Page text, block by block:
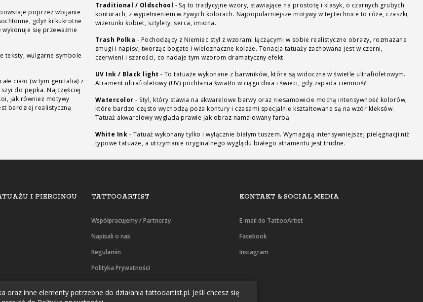
I PIERCINGU TATTOOARTIST
Współpracujemy / Partnerzy
Napisali o nas
Regulamin
Polityka Prywatności
KONTAKT & SOCIAL MEDIA
E-mail do TattooArtist
Facebook
Instagram
poprzez wbijanie
gdyż kilkukrotne
się przeważnie
teksty, wulgarne symbole
ciało (w tym genitalia) z
do pępka. Najczęściej
jak również motywy
bardziej realistyczną
Traditional / Oldschool - Są to tradycyjne wzory, stawiające na prostotę i klasyk, o czarnych grubych
konturach, z wypełnieniem w żywych kolorach. Najpopularniejsze motywy w tej technice to róże, czaszki,
wizerunki kobiet, sztylety, serca, imiona.
Trash Polka - Pochodzący z Niemiec styl z wzorami łączącymi w sobie realistyczne obrazy, rozmazane
smugi i napisy, tworząc bogate i wieloznaczne kolaże. Tonacja tatuaży zachowana jest w czerni,
czerwieni i szarości, co nadaje tym wzorom dramatyczny efekt.
UV Ink / Black light - To tatuaże wykonane z barwników, które są widoczne w świetle ultrafioletowym.
Atrament ultrafioletowy (UV) pochłania światło w ciągu dnia i świeci, gdy zapada ciemność.
Watercolor - Styl, który stawia na akwarelowe barwy oraz niesamowicie mocną intensywność kolorów,
które bardzo często wychodzą poza kontury i czasami specjalnie kształtowane są na wzór kleksów.
Tatuaż akwarelowy wygląda prawie jak obraz namalowany farbą.
White Ink - Tatuaż wykonany tylko i wyłącznie białym tuszem. Wymagają intensywniejszej pielęgnacji niż
typowe tatuaże, a utrzymanie oryginalnego wyglądu białego atramentu jest trudne.
oraz inne elementy potrzebne do działania tattooartist.pl. Jeśli chcesz się